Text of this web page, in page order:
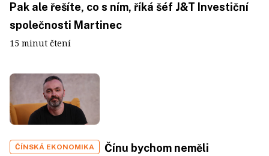
Pak ale řešíte, co s ním, říká šéf J&T Investiční
společnosti Martinec
15 minut čtení
ČÍNSKÁ EKONOMIKA
Čínu bychom neměli